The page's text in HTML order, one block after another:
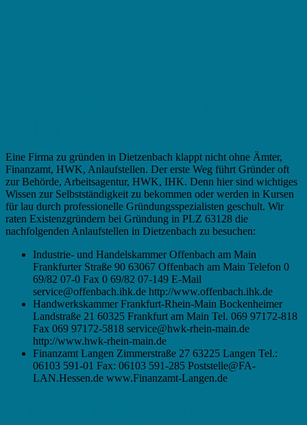
Eine Firma zu gründen in Dietzenbach klappt nicht ohne Ämter,
Finanzamt, HWK, Anlaufstellen. Der erste Weg führt Gründer oft
zur Behörde, Arbeitsagentur, HWK, IHK. Denn hier sind wichtiges
Wissen zur Selbstständigkeit zu bekommen oder werden in Kursen
für lau durch professionelle Gründungsspezialisten geschult. Wir
raten Existenzgründern bei Gründung in PLZ 63128 die
nachfolgenden Anlaufstellen in Dietzenbach zu besuchen:
Industrie- und Handelskammer Offenbach am Main
Frankfurter Straße 90 63067 Offenbach am Main Telefon 0
69/82 07-0 Fax 0 69/82 07-149 E-Mail
service@offenbach.ihk.de http://www.offenbach.ihk.de
Handwerkskammer Frankfurt-Rhein-Main Bockenheimer
Landstraße 21 60325 Frankfurt am Main Tel. 069 97172-818
Fax 069 97172-5818 service@hwk-rhein-main.de
http://www.hwk-rhein-main.de
Finanzamt Langen Zimmerstraße 27 63225 Langen Tel.:
06103 591-01 Fax: 06103 591-285 Poststelle@FA-
LAN.Hessen.de www.Finanzamt-Langen.de